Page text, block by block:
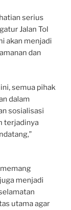
serius
Jalan Tol
akan menjadi
dan
semua pihak
dalam
sosialisasi
terjadinya
menjadi
utama agar